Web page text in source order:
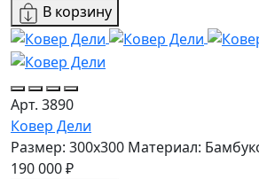
В корзину
Арт. 3890
Ковер Дели
Размер: 300х300 Материал:
190 000 ₽